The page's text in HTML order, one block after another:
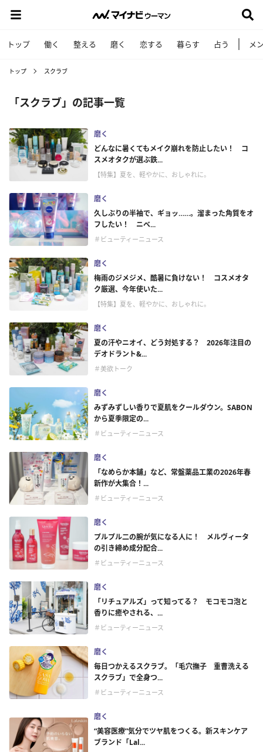
トップ 働く 整える 磨く 恋する 暮らす 占う メ
トップ スクラブ
「スクラブ」の記事一覧
磨く
どんなに暑くてもメイク崩れを防止したい！ コ
スメオタクが選ぶ鉄...
【特集】夏を、軽やかに、おしゃれに。
磨く
久しぶりの半袖で、ギョッ……。溜まった角質をオ
フしたい！ ニベ...
＃ビューティーニュース
磨く
梅雨のジメジメ、酷暑に負けない！ コスメオタ
ク厳選、今年使いた...
【特集】夏を、軽やかに、おしゃれに。
磨く
夏の汗やニオイ、どう対処する？ 2026年注目の
デオドラント&...
＃美欲トーク
磨く
みずみずしい香りで夏肌をクールダウン。SABON
から夏季限定の...
＃ビューティーニュース
磨く
「なめらか本舗」など、常盤薬品工業の2026年春
新作が大集合！...
＃ビューティーニュース
磨く
プルプル二の腕が気になる人に！ メルヴィータ
の引き締め成分配合...
＃ビューティーニュース
磨く
「リチュアルズ」って知ってる？ モコモコ泡と
香りに癒やされる、...
＃ビューティーニュース
磨く
毎日つかえるスクラブ。「毛穴撫子 重曹洗える
スクラブ」で全身つ...
＃ビューティーニュース
磨く
“美容医療”気分でツヤ肌をつくる。新スキンケア
ブランド「Lal...